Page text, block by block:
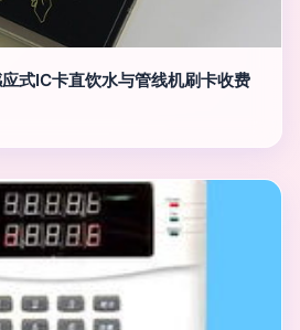
式IC卡直饮水与管线机刷卡收费